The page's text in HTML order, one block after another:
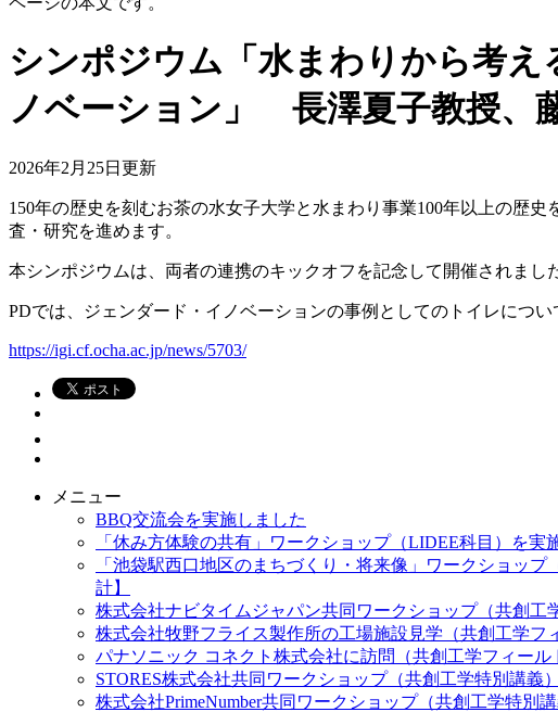
シンポジウム「水まわりから考
ノベーション」 長澤夏子教授、
2026年2月25日更新
150年の歴史を刻むお茶の水女子大学と水まわり事業100年以上の歴
査・研究を進めます。
本シンポジウムは、両者の連携のキックオフを記念して開催されまし
PDでは、ジェンダード・イノベーションの事例としてのトイレについ
https://igi.cf.ocha.ac.jp/news/5703/
メニュー
BBQ交流会を実施しました
「休み方体験の共有」ワークショップ（LIDEE科目）を実
「池袋駅西口地区のまちづくり・将来像」ワークショッ
計】
株式会社ナビタイムジャパン共同ワークショップ（共創工
株式会社牧野フライス製作所の工場施設見学（共創工学フ
パナソニック コネクト株式会社に訪問（共創工学フィール
STORES株式会社共同ワークショップ（共創工学特別講義
株式会社PrimeNumber共同ワークショップ（共創工学特別